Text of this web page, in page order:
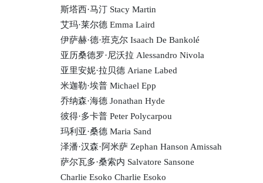
斯塔西·马汀 Stacy Martin
艾玛·莱尔德 Emma Laird
伊萨赫·德·班克尔 Isaach De Bankolé
亚历桑德罗·尼沃拉 Alessandro Nivola
亚里安妮·拉贝德 Ariane Labed
米迦勒·埃普 Michael Epp
乔纳森·海德 Jonathan Hyde
彼得·多卡普 Peter Polycarpou
玛利亚·桑德 Maria Sand
泽潘·汉森·阿米萨 Zephan Hanson Amissah
萨尔瓦多·桑索内 Salvatore Sansone
Charlie Esoko Charlie Esoko